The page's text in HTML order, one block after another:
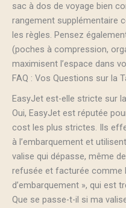
sac à dos de voyage bien
rangement supplémentaire
les règles. Pensez
(poches à compression,
maximisent l’espace dans
FAQ : Vos Questions sur la
EasyJet est-elle stricte sur
Oui, EasyJet est réputée
cost les plus strictes. Ils
à l’embarquement et
valise qui dépasse, même
refusée et facturée comme
d’embarquement », qui est
Que se passe-t-il si ma